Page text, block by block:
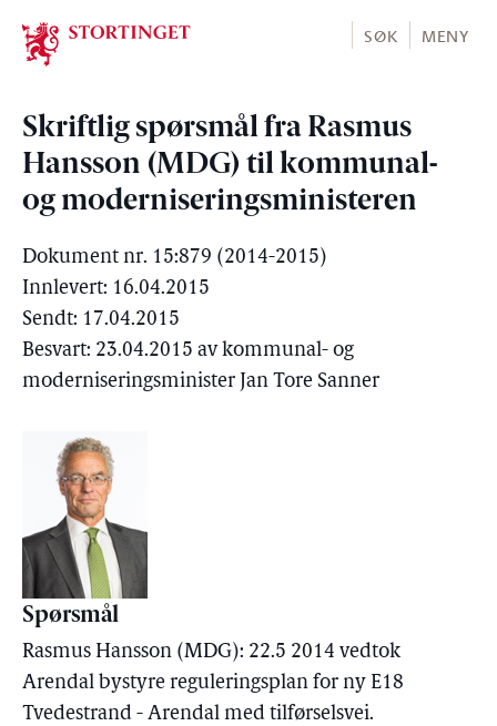
Stortinget.no
SØK MENY
Skriftlig spørsmål fra Rasmus
Hansson (MDG) til kommunal-
og moderniseringsministeren
Dokument nr. 15:879 (2014-2015)
Innlevert: 16.04.2015
Sendt: 17.04.2015
Besvart: 23.04.2015 av kommunal- og
moderniseringsminister Jan Tore Sanner
Spørsmål
Rasmus Hansson (MDG): 22.5 2014 vedtok
Arendal bystyre reguleringsplan for ny E18
Tvedestrand - Arendal med tilførselsvei.